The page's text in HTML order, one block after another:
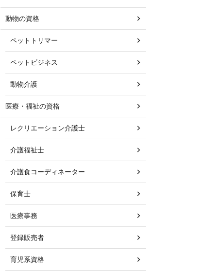
動物の資格
ペットトリマー
ペットビジネス
動物介護
医療・福祉の資格
レクリエーション介護士
介護福祉士
介護食コーディネーター
保育士
医療事務
登録販売者
育児系資格